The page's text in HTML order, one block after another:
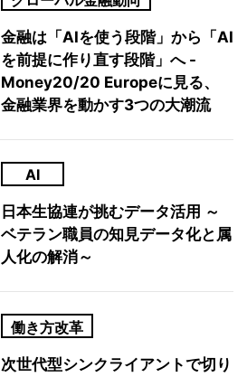
金融は「AIを使う段階」から「AI
を前提に作り直す段階」へ -
Money20/20 Europeに見る、
金融業界を動かす3つの大潮流
AI
日本生協連が挑むデータ活用 ～
ベテラン職員の知見データ化と属
人化の解消～
働き方改革
次世代型シンクライアントで切り